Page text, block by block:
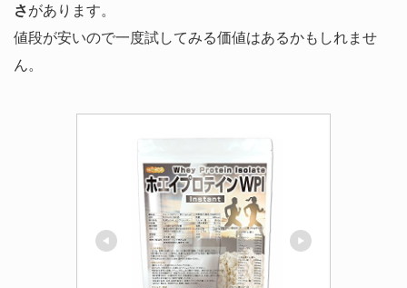
さがあります。
値段が安いので一度試してみる価値はあるかもしれませ
ん。